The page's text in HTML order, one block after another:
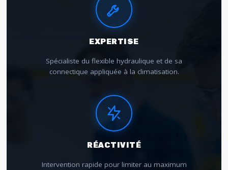
EXPERTISE
Spécialiste du flexible hydraulique et de sa
connectique appliquée à la climatisation.
RÉACTIVITÉ
Intervention rapide pour limiter au maximum